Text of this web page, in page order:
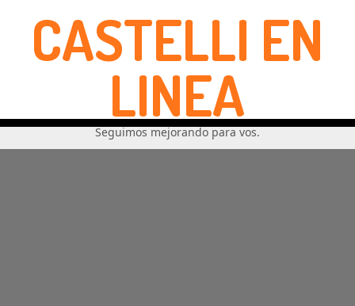
CASTELLI EN
LINEA
Seguimos mejorando para vos.